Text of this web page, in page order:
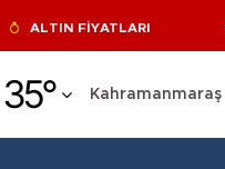
ALTIN FİYATLARI
35° Kahramanmaraş